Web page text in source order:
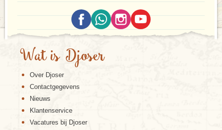
Wat is Djoser
Over Djoser
Contactgegevens
Nieuws
Klantenservice
Vacatures bij Djoser